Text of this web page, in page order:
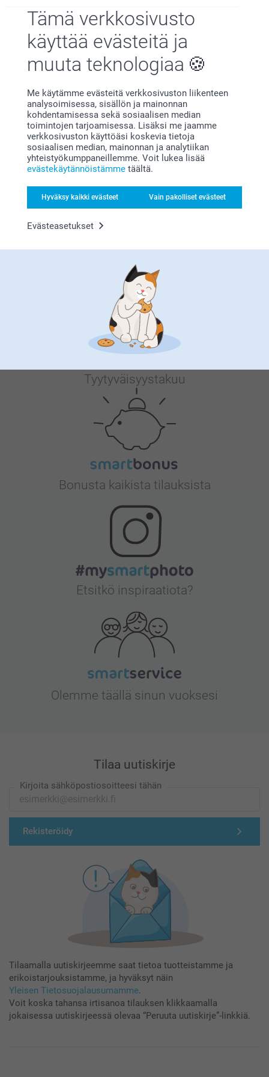
Tämä verkkosivusto
käyttää evästeitä ja
muuta teknologiaa
Me käytämme evästeitä verkkosivuston liikenteen
analysoimisessa, sisällön ja mainonnan
kohdentamisessa sekä sosiaalisen median
toimintojen tarjoamisessa. Lisäksi me jaamme
verkkosivuston käyttöäsi koskevia tietoja
sosiaalisen median, mainonnan ja analytiikan
yhteistyökumppaneillemme. Voit lukea lisää
evästekäytännöistämme täältä.
Hyväksy kaikki evästeet Vain pakolliset evästeet
Evästeasetukset
Näytä lisää
smartphoto
Tyytyväisyystakuu
Bonusta kaikista tilauksista
Etsitkö inspiraatiota?
Olemme täällä sinun vuoksesi
Tilaa uutiskirje
Kirjoita sähköpostiosoitteesi tähän
Rekisteröidy
Tilaamalla uutiskirjeemme saat tietoa tuotteistamme ja
erikoistarjouksistamme, ja hyväksyt näin
Yleisen Tietosuojalausumamme.
Voit koska tahansa irtisanoa tilauksen klikkaamalla
jokaisessa uutiskirjeessä olevaa “Peruuta uutiskirje”-linkkiä.